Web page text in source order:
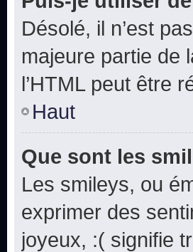
Désolé, il n’est
majeure partie de
l’HTML peut être
Haut
Que sont les
Les smileys, ou
exprimer des
joyeux, :( signifie